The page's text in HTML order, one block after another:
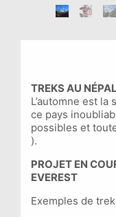
TREKS AU
L’automne est
ce pays
possibles et
).
PROJET EN
EVEREST
Exemples de